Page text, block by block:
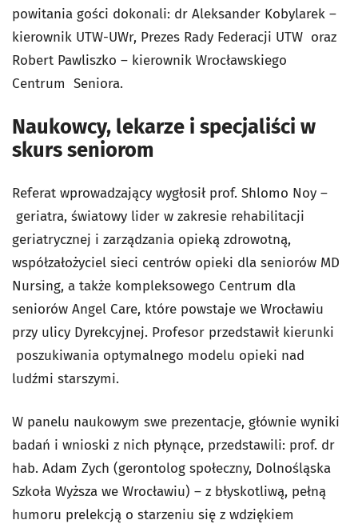
powitania gości dokonali: dr Aleksander Kobylarek –
kierownik UTW-UWr, Prezes Rady Federacji UTW oraz
Robert Pawliszko – kierownik Wrocławskiego
Centrum Seniora.
Naukowcy, lekarze i specjaliści w
skurs seniorom
Referat wprowadzający wygłosił prof. Shlomo Noy –
geriatra, światowy lider w zakresie rehabilitacji
geriatrycznej i zarządzania opieką zdrowotną,
współzałożyciel sieci centrów opieki dla seniorów MD
Nursing, a także kompleksowego Centrum dla
seniorów Angel Care, które powstaje we Wrocławiu
przy ulicy Dyrekcyjnej. Profesor przedstawił kierunki
poszukiwania optymalnego modelu opieki nad
ludźmi starszymi.
W panelu naukowym swe prezentacje, głównie wyniki
badań i wnioski z nich płynące, przedstawili: prof. dr
hab. Adam Zych (gerontolog społeczny, Dolnośląska
Szkoła Wyższa we Wrocławiu) – z błyskotliwą, pełną
humoru prelekcją o starzeniu się z wdziękiem